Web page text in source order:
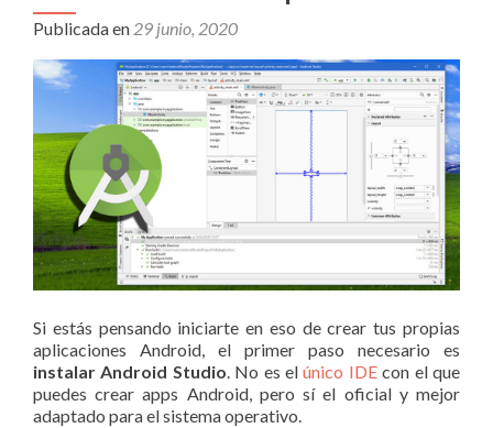
Publicada en 29 junio, 2020
Si estás pensando iniciarte en eso de crear tus propias
aplicaciones Android, el primer paso necesario es
instalar Android Studio. No es elúnico IDEcon el que
puedes crear apps Android, pero sí el oficial y mejor
adaptado para el sistema operativo.